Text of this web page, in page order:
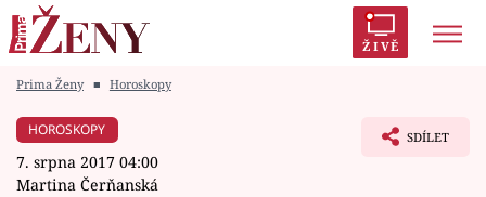
ŽIVĚ
Módní alarm
Prima Ženy ■ Horoskopy
HOROSKOPY
7. srpna 2017 04:00
Martina Čerňanská
SDÍLET